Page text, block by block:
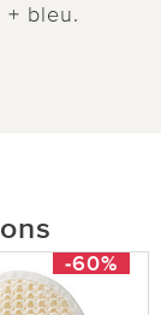
+ bleu.
-60%